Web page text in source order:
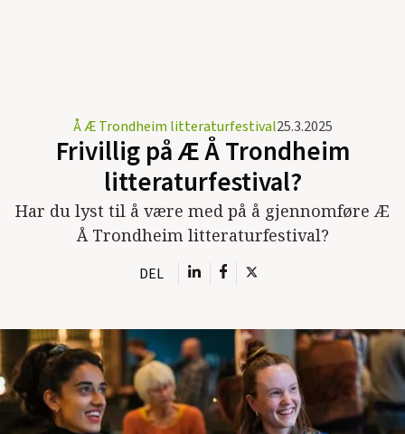
Å Æ Trondheim litteraturfestival25.3.2025
Frivillig på Æ Å Trondheim
litteraturfestival?
Har du lyst til å være med på å gjennomføre Æ
Å Trondheim litteraturfestival?
DEL